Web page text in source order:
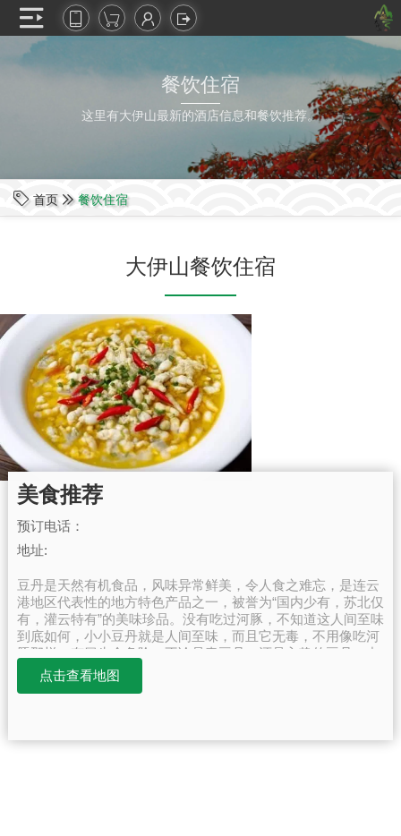
餐饮住宿
这里有大伊山最新的酒店信息和餐饮推荐。
首页  餐饮住宿
大伊山餐饮住宿
美食推荐
预订电话：
地址:
豆丹是天然有机食品，风味异常鲜美，令人食之难忘，是连云
港地区代表性的地方特色产品之一，被誉为“国内少有，苏北仅
有，灌云特有”的美味珍品。没有吃过河豚，不知道这人间至味
到底如何，小小豆丹就是人间至味，而且它无毒，不用像吃河
豚那样，有冒生命危险。不论是青豆丹，还是入蛰的豆丹，夹
两块放在口中，上下牙齿一合，一股鲜香立即在嘴里蔓延、升
腾，让人回肠荡气，齿颊生津。闭上眼睛，人仿佛在膨胀，像
新吃法，把两筷子豆丹和一瓣大蒜一起放入口中，细细咀嚼，
点击查看地图